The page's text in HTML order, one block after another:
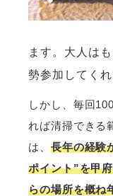
ます。大人は
勢参加してく
しかし、毎回
れば清掃できる
は、 長年の経験
ポイント”を甲
らの場所を概ね